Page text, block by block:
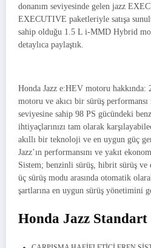
donanım seviyesinde gelen jazz
EXECUTIVE paketleriyle satışa
sahip olduğu 1.5 L i-MMD Hybrid
detaylıca paylaştık.
Honda Jazz e:HEV motoru
motoru ve akıcı bir sürüş
seviyesine sahip 98 PS gücündeki
ihtiyaçlarınızı tam olarak
akıllı bir teknoloji ve en uygun güç
Jazz’ın performansını ve yakıt
Sistem; benzinli sürüş, hibrit sürüş
üç sürüş modu arasında otomatik
şartlarına en uygun sürüş yönetimini
Honda Jazz Standart